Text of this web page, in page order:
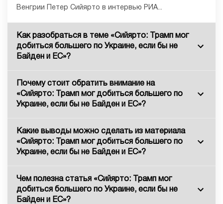
Венгрии Петер Сийярто в интервью РИА...
Как разобраться в теме «Сийярто: Трамп мог
добиться большего по Украине, если бы не
Байден и ЕС»?
Почему стоит обратить внимание на
«Сийярто: Трамп мог добиться большего по
Украине, если бы не Байден и ЕС»?
Какие выводы можно сделать из материала
«Сийярто: Трамп мог добиться большего по
Украине, если бы не Байден и ЕС»?
Чем полезна статья «Сийярто: Трамп мог
добиться большего по Украине, если бы не
Байден и ЕС»?